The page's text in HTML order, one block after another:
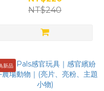
NT$240
新品